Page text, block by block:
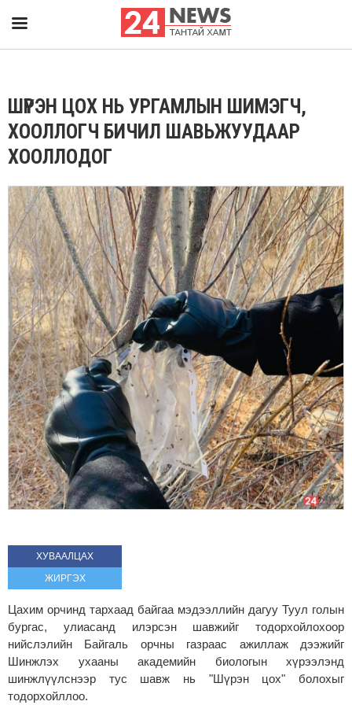
ШҮРЭН ЦОХ НЬ УРГАМЛЫН ШИМЭГЧ,
ХООЛЛОГЧ БИЧИЛ ШАВЬЖУУДААР
ХООЛЛОДОГ
ХУВААЛЦАХ
ЖИРГЭХ
Цахим орчинд тархаад байгаа мэдээллийн дагуу Туул голын
бургас, улиасанд илэрсэн шавжийг тодорхойлохоор
нийслэлийн Байгаль орчны газраас ажиллаж дээжийг
Шинжлэх ухааны академийн биологын хүрээлэнд
шинжлүүлснээр тус шавж нь "Шүрэн цох" болохыг
тодорхойллоо.